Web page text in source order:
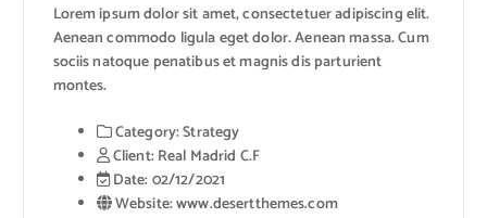
Lorem ipsum dolor sit amet, consectetuer adipiscing elit.
Aenean commodo ligula eget dolor. Aenean massa. Cum
sociis natoque penatibus et magnis dis parturient
montes.
Category:Strategy
Client:Real Madrid C.F
Date:02/12/2021
Website:www.desertthemes.com